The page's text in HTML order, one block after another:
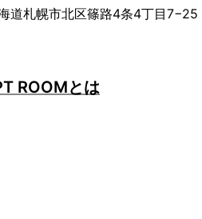
道札幌市北区篠路4条4丁目7−25
ROOMとは